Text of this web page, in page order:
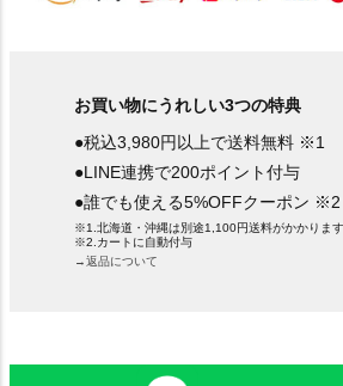
お買い物にうれしい3つの特典
●税込3,980円以上で送料無料 ※1
●LINE連携で200ポイント付与
●誰でも使える5%OFFクーポン ※2
※1.北海道・沖縄は別途1,100円送料がかかります
※2.カートに自動付与
→返品について